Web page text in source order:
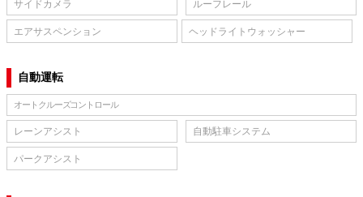
サイドカメラ ルーフレール
エアサスペンション ヘッドライトウォッシャー
自動運転
オートクルーズコントロール
レーンアシスト 自動駐車システム
パークアシスト